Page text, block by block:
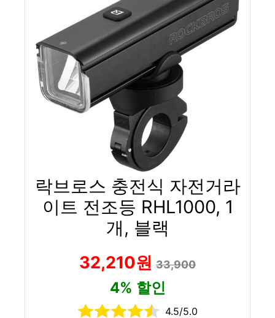
락브로스 충전식 자전거라
이트 전조등 RHL1000, 1
개, 블랙
32,210원 33,900
4% 할인
4.5/5.0